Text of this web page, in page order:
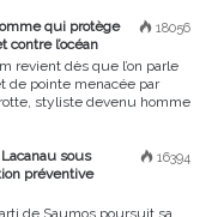
18056
qui protège
contre l’océan
revient dès que l’on parle
de pointe menacée par
styliste devenu homme
16394
sous
préventive
de Saumos poursuit sa